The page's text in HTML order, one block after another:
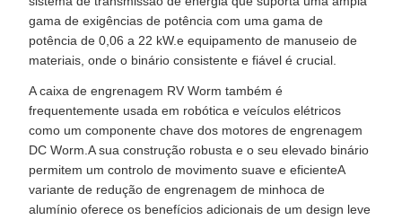
gama de exigências de potência com uma gama de
potência de 0,06 a 22 kW.e equipamento de manuseio de
materiais, onde o binário consistente e fiável é crucial.
A caixa de engrenagem RV Worm também é
frequentemente usada em robótica e veículos elétricos
como um componente chave dos motores de engrenagem
DC Worm.A sua construção robusta e o seu elevado binário
permitem um controlo de movimento suave e eficienteA
variante de redução de engrenagem de minhoca de
alumínio oferece os benefícios adicionais de um design leve